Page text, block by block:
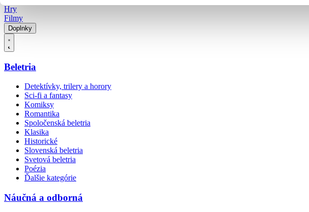
Hry
Filmy
Doplnky
Beletria
Detektívky, trilery a horory
Sci-fi a fantasy
Komiksy
Romantika
Spoločenská beletria
Klasika
Historické
Slovenská beletria
Svetová beletria
Poézia
Ďalšie kategórie
Náučná a odborná